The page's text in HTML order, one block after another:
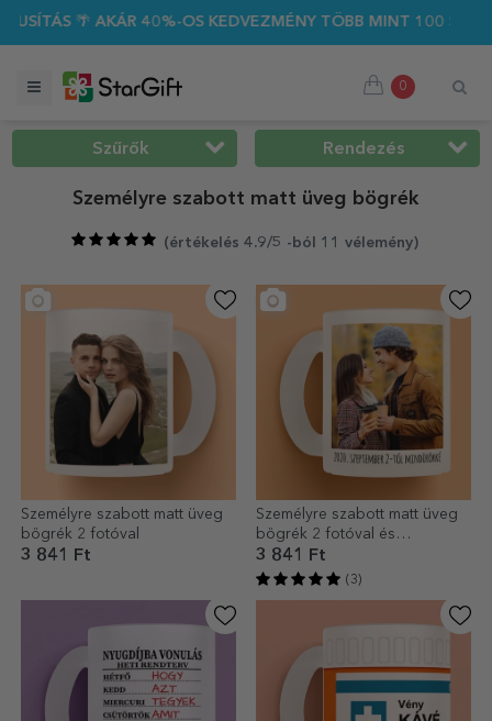
OS KEDVEZMÉNY TÖBB MINT 100 SZEMÉLYRE SZABOTT
0
Szűrők Rendezés
Személyre szabott matt üveg bögrék
(értékelés 4.9/5 -ból 11 vélemény)
Személyre szabott matt üveg
bögrék 2 fotóval
3 841 Ft
Személyre szabott matt üveg
bögrék 2 fotóval és
szöveggel
3 841 Ft
(3)